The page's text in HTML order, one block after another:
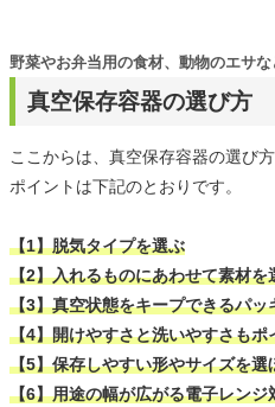
真空保存容器の選び方
野菜やお弁当用の食材、動物のエサな
ここからは、真空保存容器の選び方
ポイントは下記のとおりです。
【1】脱気タイプを選ぶ
【2】入れるものにあわせて素材を
【3】真空状態をキープできるパッ
【4】開けやすさと洗いやすさもポ
【5】保存しやすい形やサイズを選
【6】用途の幅が広がる電子レンジ